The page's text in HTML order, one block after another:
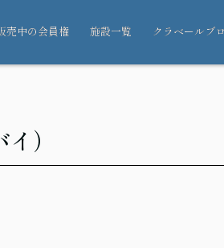
売中の会員権 施設一覧 クラベールブ
）